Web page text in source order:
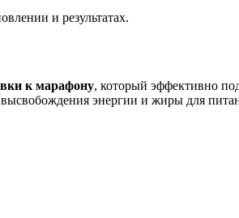
и результатах.
к марафону, который эффективно
энергии и жиры для